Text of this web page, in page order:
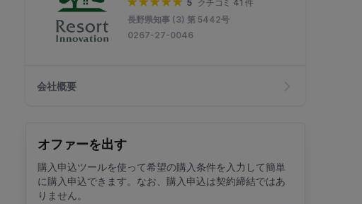
5
クチコミ 41 件
長野県知事 (3) 第 5442号
0267-27-0046
会社概要
オファーを出す
購入申込ツールを使って希望の購入条件を入力して簡単
に購入申込できます。なお、購入申込は契約締結ではあ
りません。